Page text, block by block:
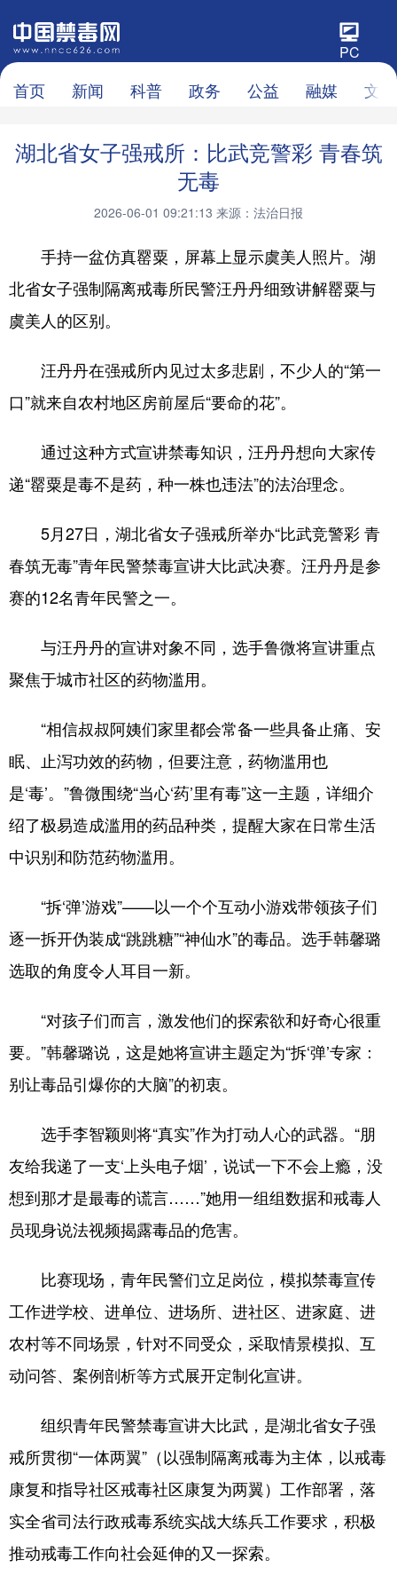
PC
首页 新闻 科普 政务 公益 融媒 文化
湖北省女子强戒所：比武竞警彩 青春筑
无毒
2026-06-01 09:21:13 来源：法治日报
手持一盆仿真罂粟，屏幕上显示虞美人照片。湖
北省女子强制隔离戒毒所民警汪丹丹细致讲解罂粟与
虞美人的区别。
汪丹丹在强戒所内见过太多悲剧，不少人的“第一
口”就来自农村地区房前屋后“要命的花”。
通过这种方式宣讲禁毒知识，汪丹丹想向大家传
递“罂粟是毒不是药，种一株也违法”的法治理念。
5月27日，湖北省女子强戒所举办“比武竞警彩 青
春筑无毒”青年民警禁毒宣讲大比武决赛。汪丹丹是参
赛的12名青年民警之一。
与汪丹丹的宣讲对象不同，选手鲁微将宣讲重点
聚焦于城市社区的药物滥用。
“相信叔叔阿姨们家里都会常备一些具备止痛、安
眠、止泻功效的药物，但要注意，药物滥用也
是‘毒’。”鲁微围绕“当心‘药’里有毒”这一主题，详细介
绍了极易造成滥用的药品种类，提醒大家在日常生活
中识别和防范药物滥用。
“拆‘弹’游戏”——以一个个互动小游戏带领孩子们
逐一拆开伪装成“跳跳糖”“神仙水”的毒品。选手韩馨璐
选取的角度令人耳目一新。
“对孩子们而言，激发他们的探索欲和好奇心很重
要。”韩馨璐说，这是她将宣讲主题定为“拆‘弹’专家：
别让毒品引爆你的大脑”的初衷。
选手李智颖则将“真实”作为打动人心的武器。“朋
友给我递了一支‘上头电子烟’，说试一下不会上瘾，没
想到那才是最毒的谎言……”她用一组组数据和戒毒人
员现身说法视频揭露毒品的危害。
比赛现场，青年民警们立足岗位，模拟禁毒宣传
工作进学校、进单位、进场所、进社区、进家庭、进
农村等不同场景，针对不同受众，采取情景模拟、互
动问答、案例剖析等方式展开定制化宣讲。
组织青年民警禁毒宣讲大比武，是湖北省女子强
戒所贯彻“一体两翼”（以强制隔离戒毒为主体，以戒毒
康复和指导社区戒毒社区康复为两翼）工作部署，落
实全省司法行政戒毒系统实战大练兵工作要求，积极
推动戒毒工作向社会延伸的又一探索。